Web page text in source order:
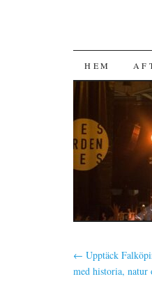
HOPPA
TILL
HEM
← Upptäck
med historia, natur